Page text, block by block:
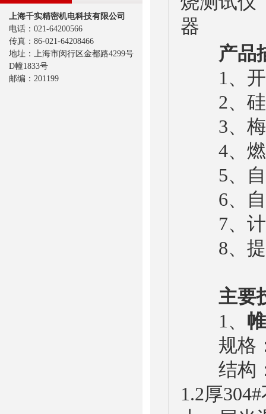
产品
1、开
2、硅
3、梅
4、燃
5、自
6、自
7、计
8、提
主要技
1、
规格：
结构：
1.2厚
上海千实精密机电科技有限公司
电话：021-64200566
传真：86-021-64208466
地址：上海市闵行区金都路4299号
D幢1833号
邮编：201199